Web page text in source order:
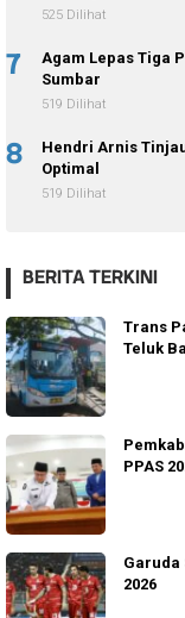
525 Dilihat
7
Agam Lepas Tiga
Sumbar
519 Dilihat
8
Hendri Arnis
Optimal
519 Dilihat
BERITA TERKINI
Trans
Teluk
PPAS
Garuda
2026